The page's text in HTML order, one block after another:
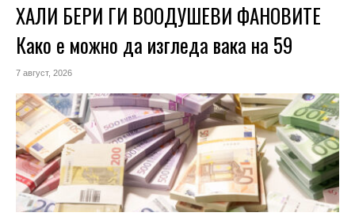
ХАЛИ БЕРИ ГИ ВООДУШЕВИ ФАНОВИТЕ
Како е можно да изгледа вака на 59
7 август, 2026